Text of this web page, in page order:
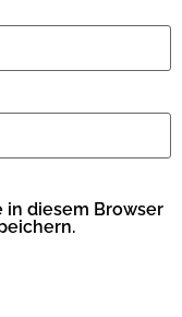
in diesem Browser